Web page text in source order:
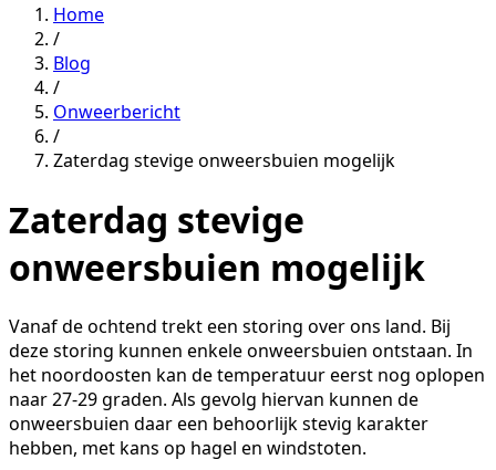
Home
/
Blog
/
Onweerbericht
/
Zaterdag stevige onweersbuien mogelijk
Zaterdag stevige
onweersbuien mogelijk
Vanaf de ochtend trekt een storing over ons land. Bij
deze storing kunnen enkele onweersbuien ontstaan. In
het noordoosten kan de temperatuur eerst nog oplopen
naar 27-29 graden. Als gevolg hiervan kunnen de
onweersbuien daar een behoorlijk stevig karakter
hebben, met kans op hagel en windstoten.